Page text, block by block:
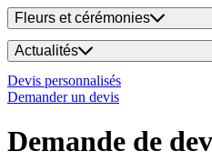
Fleurs et cérémonies
Actualités
Devis personnalisés
Demander un devis
Demande de